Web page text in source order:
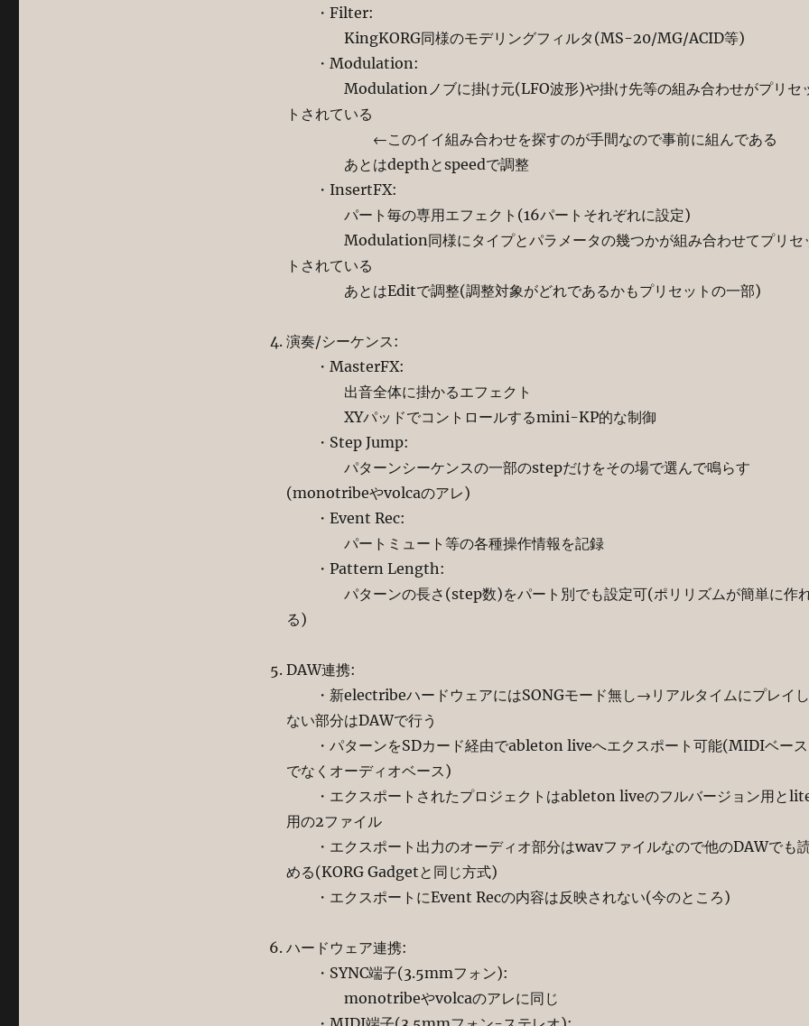
・Filter:
KingKORG同様のモデリングフィルタ(MS-20/MG/ACID等)
・Modulation:
Modulationノブに掛け元(LFO波形)や掛け先等の組み合わせがプリセ
トされている
←このイイ組み合わせを探すのが手間なので事前に組んである
あとはdepthとspeedで調整
・InsertFX:
パート毎の専用エフェクト(16パートそれぞれに設定)
Modulation同様にタイプとパラメータの幾つかが組み合わせてプリセ
トされている
あとはEditで調整(調整対象がどれであるかもプリセットの一部)
演奏/シーケンス:
・MasterFX:
出音全体に掛かるエフェクト
XYパッドでコントロールするmini-KP的な制御
・Step Jump:
パターンシーケンスの一部のstepだけをその場で選んで鳴らす
(monotribeやvolcaのアレ)
・Event Rec:
パートミュート等の各種操作情報を記録
・Pattern Length:
パターンの長さ(step数)をパート別でも設定可(ポリリズムが簡単に作
る)
DAW連携:
・新electribeハードウェアにはSONGモード無し→リアルタイムにプレイし
ない部分はDAWで行う
・パターンをSDカード経由でableton liveへエクスポート可能(MIDIベース
でなくオーディオベース)
・エクスポートされたプロジェクトはableton liveのフルバージョン用と
用の2ファイル
・エクスポート出力のオーディオ部分はwavファイルなので他のDAWでも
める(KORG Gadgetと同じ方式)
・エクスポートにEvent Recの内容は反映されない(今のところ)
ハードウェア連携:
・SYNC端子(3.5mmフォン):
monotribeやvolcaのアレに同じ